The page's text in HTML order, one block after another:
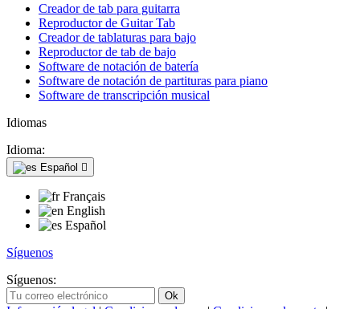
Creador de tab para guitarra
Reproductor de Guitar Tab
Creador de tablaturas para bajo
Reproductor de tab de bajo
Software de notación de batería
Software de notación de partituras para piano
Software de transcripción musical
Idiomas
Idioma:
Español 
Français
English
Español
Síguenos
Síguenos: